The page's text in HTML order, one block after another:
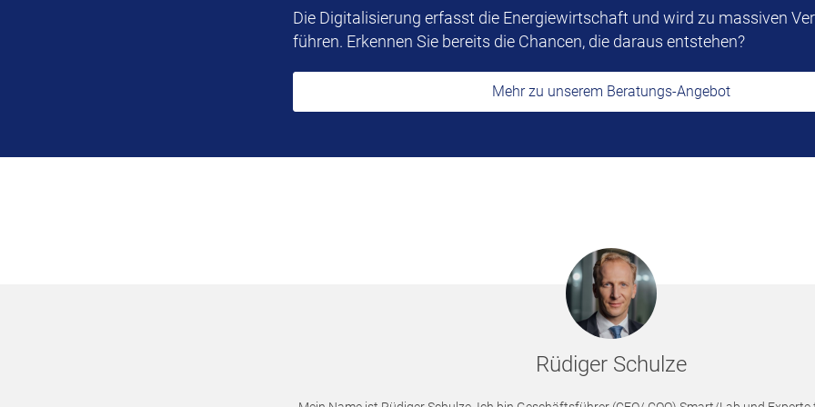
Die Digitalisierung erfasst die Energiewirtschaft und wird zu massiven
führen. Erkennen Sie bereits die Chancen, die daraus entstehen?
Mehr zu unserem Beratungs-Angebot
Rüdiger Schulze